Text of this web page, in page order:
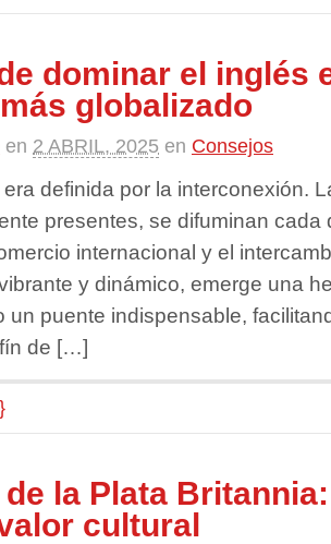
dominar el inglés
globalizado
en 2 ABRIL, 2025 en Consejos
definida por la interconexión.
presentes, se difuminan cada
internacional y el
y dinámico, emerge una
un puente indispensable,
de […]
de la Plata
cultural